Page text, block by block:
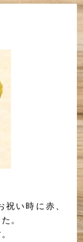
い時に赤、
。